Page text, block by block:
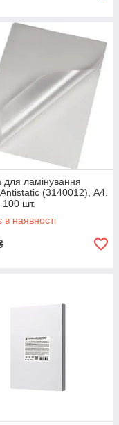
для ламінування
(3140012), А4,
шт.
наявності